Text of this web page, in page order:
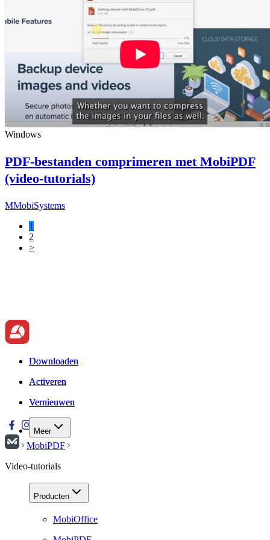
Windows
PDF-bestanden comprimeren met MobiPDF
(video-tutorials)
MMobiSystems
1
2
>
Downloaden
Activeren
Vernieuwen
Meer
Downloaden
Activeren
Vernieuwen
MobiPDF
Video-tutorials
Producten
MobiOffice